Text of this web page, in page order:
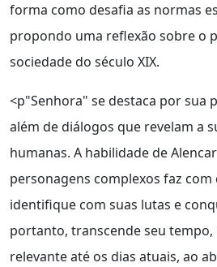
forma como desafia as normas
propondo uma reflexão sobre o
sociedade do século XIX.
<p"Senhora" se destaca por sua
além de diálogos que revelam a
humanas. A habilidade de
personagens complexos faz
identifique com suas lutas e
portanto, transcende seu
relevante até os dias atuais, ao